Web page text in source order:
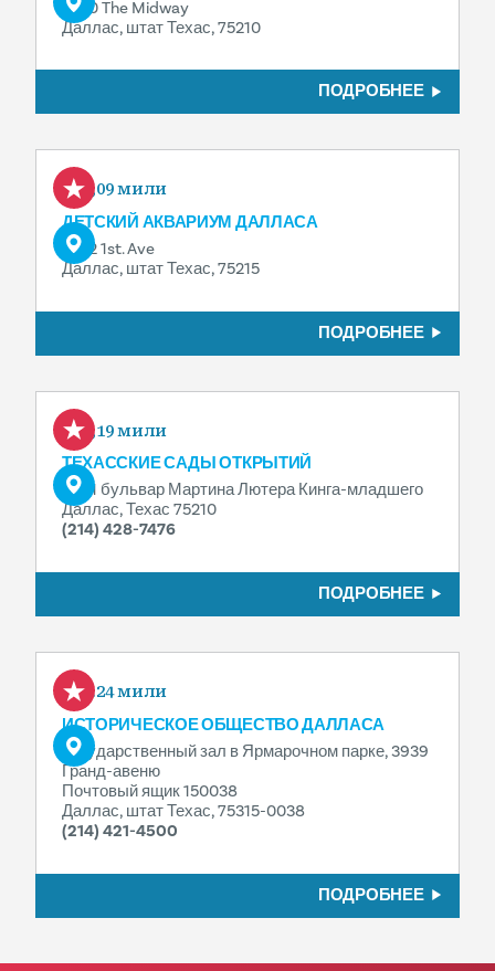
3750 The Midway
Даллас, штат Техас, 75210
ПОДРОБНЕЕ
0,09 мили
ДЕТСКИЙ АКВАРИУМ ДАЛЛАСА
1462 1st. Ave
Даллас, штат Техас, 75215
ПОДРОБНЕЕ
0,19 мили
ТЕХАССКИЕ САДЫ ОТКРЫТИЙ
3601 бульвар Мартина Лютера Кинга-младшего
Даллас, Техас 75210
(214) 428-7476
ПОДРОБНЕЕ
0.24 мили
ИСТОРИЧЕСКОЕ ОБЩЕСТВО ДАЛЛАСА
Государственный зал в Ярмарочном парке, 3939
Гранд-авеню
Почтовый ящик 150038
Даллас, штат Техас, 75315-0038
(214) 421-4500
ПОДРОБНЕЕ